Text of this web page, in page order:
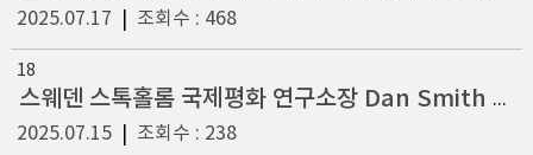
2025.07.17 조회수 : 468
18
스웨덴 스톡홀롬 국제평화 연구소장 Dan Smith 초청 간담회 참석
2025.07.15| 조회수 : 238